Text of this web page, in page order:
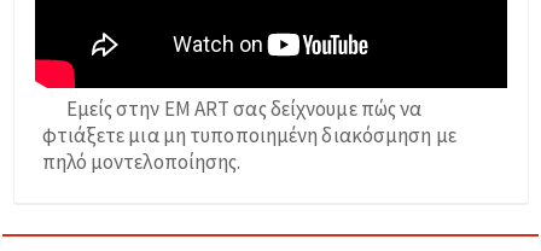
Εμείς στην EM ART σας δείχνουμε πώς να
φτιάξετε μια μη τυποποιημένη διακόσμηση με
πηλό μοντελοποίησης.